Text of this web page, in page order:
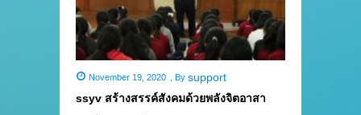
November 19, 2020 By support
ssyv สร้างสรรค์สังคมด้วยพลังจิตอาสา